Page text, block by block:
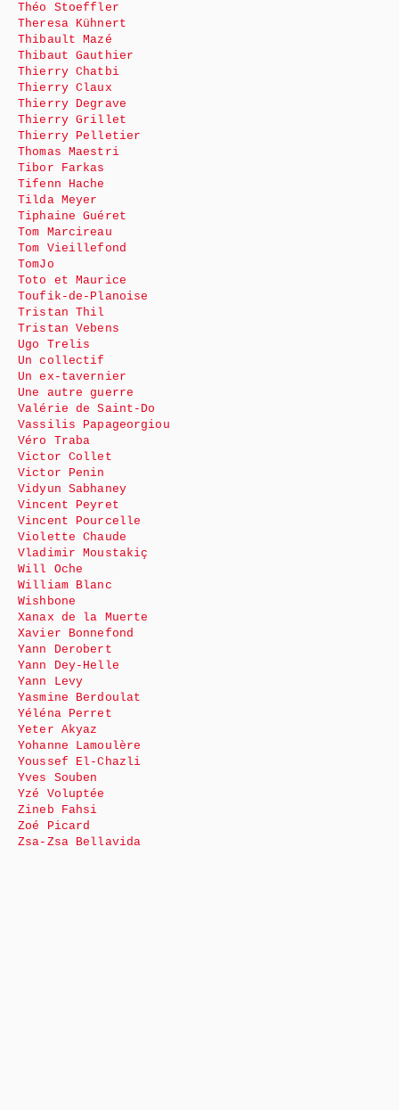
Théo Stoeffler
Theresa Kühnert
Thibault Mazé
Thibaut Gauthier
Thierry Chatbi
Thierry Claux
Thierry Degrave
Thierry Grillet
Thierry Pelletier
Thomas Maestri
Tibor Farkas
Tifenn Hache
Tilda Meyer
Tiphaine Guéret
Tom Marcireau
Tom Vieillefond
TomJo
Toto et Maurice
Toufik-de-Planoise
Tristan Thil
Tristan Vebens
Ugo Trelis
Un collectif
Un ex-tavernier
Une autre guerre
Valérie de Saint-Do
Vassilis Papageorgiou
Véro Traba
Victor Collet
Victor Penin
Vidyun Sabhaney
Vincent Peyret
Vincent Pourcelle
Violette Chaude
Vladimir Moustakiç
Will Oche
William Blanc
Wishbone
Xanax de la Muerte
Xavier Bonnefond
Yann Derobert
Yann Dey-Helle
Yann Levy
Yasmine Berdoulat
Yéléna Perret
Yeter Akyaz
Yohanne Lamoulère
Youssef El-Chazli
Yves Souben
Yzé Voluptée
Zineb Fahsi
Zoé Picard
Zsa-Zsa Bellavida